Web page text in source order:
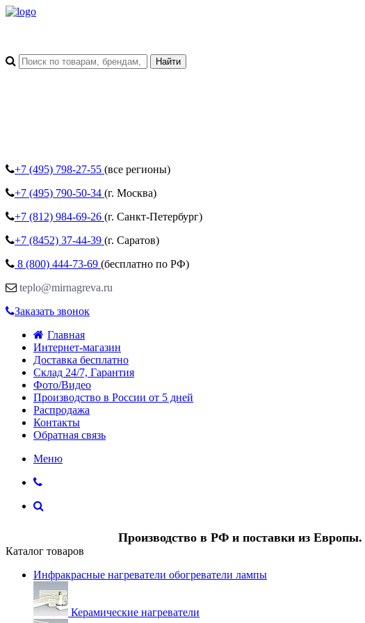
+7 (495) 798-27-55 (все регионы)
+7 (495) 790-50-34 (г. Москва)
+7 (812) 984-69-26 (г. Санкт-Петербург)
+7 (8452) 37-44-39 (г. Саратов)
8 (800) 444-73-69 (бесплатно по РФ)
teplo@mirnagreva.ru
Заказать звонок
Главная
Интернет-магазин
Доставка бесплатно
Склад 24/7, Гарантия
Фото/Видео
Производство в России от 5 дней
Распродажа
Контакты
Обратная связь
Меню
Производство в РФ и поставки из Европы.
Каталог товаров
Инфракрасные нагреватели обогреватели лампы
Керамические нагреватели